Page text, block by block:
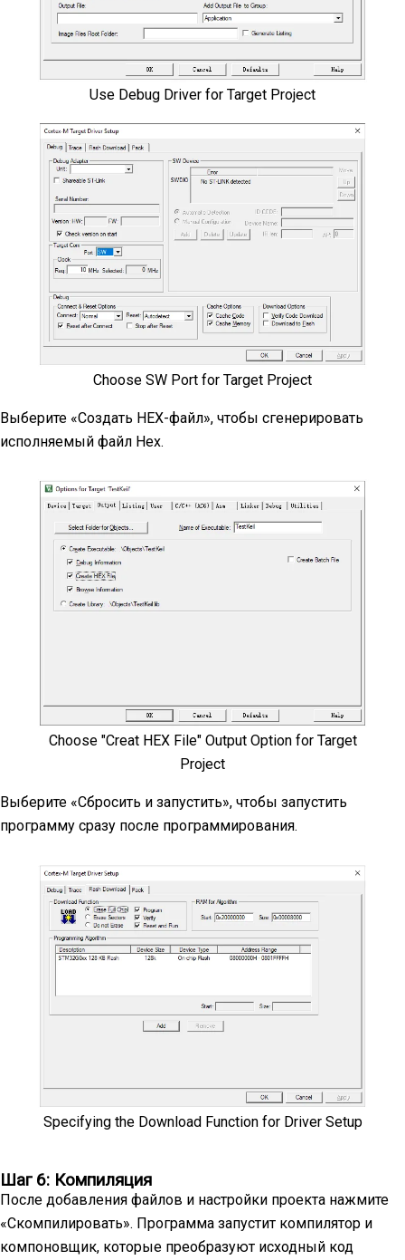
Use Debug Driver for Target Project
Choose SW Port for Target Project
Выберите «Создать HEX-файл», чтобы сгенерировать
исполняемый файл Hex.
Choose "Creat HEX File" Output Option for Target
Project
Выберите «Сбросить и запустить», чтобы запустить
программу сразу после программирования.
Specifying the Download Function for Driver Setup
Шаг 6: Компиляция
После добавления файлов и настройки проекта нажмите
«Скомпилировать». Программа запустит компилятор и
компоновщик, которые преобразуют исходный код